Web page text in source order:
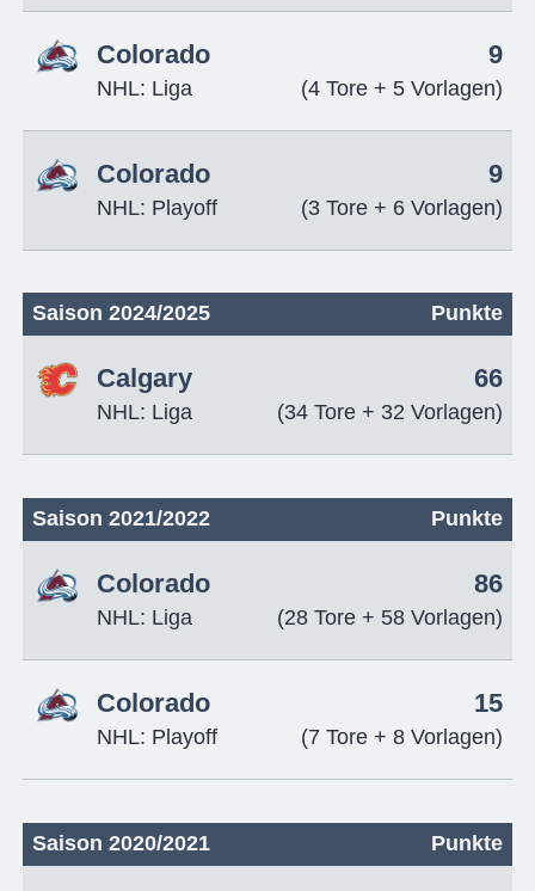
Colorado
NHL: Liga
9
(4 Tore + 5 Vorlagen)
Colorado
NHL: Playoff
9
(3 Tore + 6 Vorlagen)
Saison 2024/2025 Punkte
Calgary
NHL: Liga
66
(34 Tore + 32 Vorlagen)
Saison 2021/2022 Punkte
Colorado
NHL: Liga
86
(28 Tore + 58 Vorlagen)
Colorado
NHL: Playoff
15
(7 Tore + 8 Vorlagen)
Saison 2020/2021 Punkte